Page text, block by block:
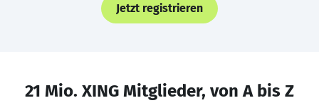
Jetzt registrieren
21 Mio. XING Mitglieder, von A bis Z